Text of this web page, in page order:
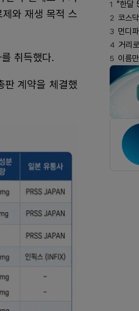
와 재생 목적 스
취득했다.
판 계약을 체결했
1 "한달
2 코스
3 먼디
4 거리로
5 이름